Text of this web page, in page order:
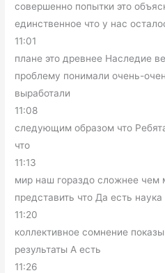
совершенно попытки это
единственное что у нас
11:01
плане это древнее Наследие
проблему понимали очень-
выработали
11:08
следующим образом что
что
11:13
мир наш гораздо сложнее
представить что Да есть наука
11:20
коллективное сомнение
результаты А есть
11:26